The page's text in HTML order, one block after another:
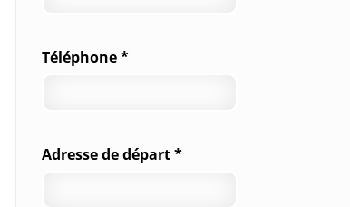
Téléphone *
Adresse de départ *